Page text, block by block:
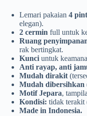
Lemari pakaian 4
elegan).
2 cermin full untuk
Ruang
rak bertingkat.
Kunci untuk
Anti rayap, anti
Mudah dirakit
Mudah dibersihkan
Motif Jepara,
Kondisi: tidak terakit
Made in Indonesia.